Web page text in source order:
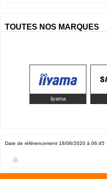
TOUTES NOS MARQUES
iiyama
Date de référencement 18/06/2020 à 06:45